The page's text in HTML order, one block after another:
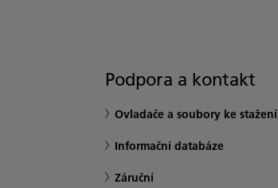
Podpora a kontakt
Ovladače a soubory ke stažení
Informační databáze
Záruční